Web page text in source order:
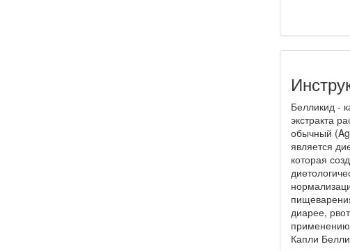
Белликид -
экстракта
обычный
является
которая
диарее,
Капли